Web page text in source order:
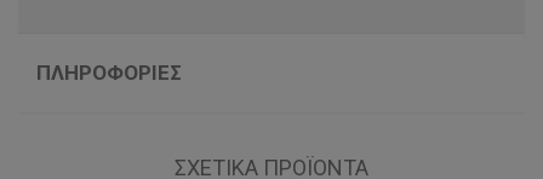
ΠΛΗΡΟΦΟΡΊΕΣ
ΣΧΕΤΙΚΆ ΠΡΟΪΌΝΤΑ